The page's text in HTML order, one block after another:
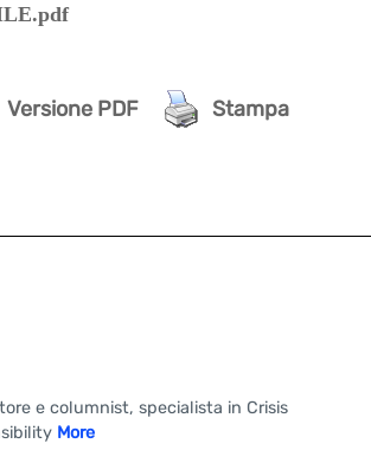
Versione PDF Stampa
e columnist, specialista in Crisis
More